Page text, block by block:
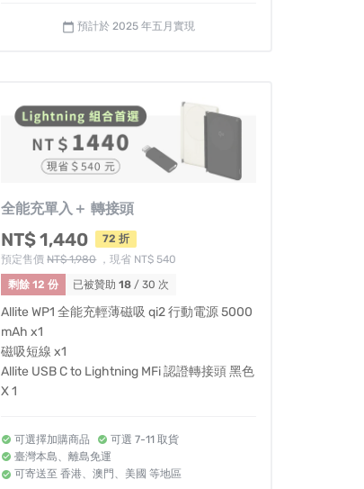
calendar_today 預計於 2025 年五月實現
全能充單入＋ 轉接頭
NT$ 1,440
72 折
預定售價NT$ 1,980，現省 NT$ 540
剩餘 12 份
已被贊助18 / 30 次
Allite WP1 全能充輕薄磁吸 qi2 行動電源 5000
mAh x1
磁吸短線 x1
Allite USB C to Lightning MFi 認證轉接頭 黑色
X 1
可選擇加購商品
可選 7-11 取貨
臺灣本島、離島免運
可寄送至 香港、澳門、美國 等地區